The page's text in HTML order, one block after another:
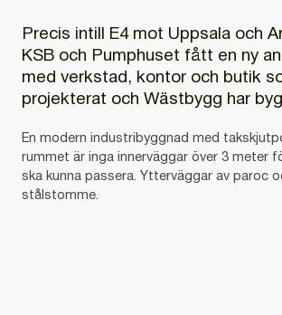
Precis intill E4 mot Uppsala och
KSB och Pumphuset fått en ny
med verkstad, kontor och butik
projekterat och Wästbygg har
En modern industribyggnad med
rummet är inga innerväggar över 3 meter
ska kunna passera. Ytterväggar av paroc
stålstomme.